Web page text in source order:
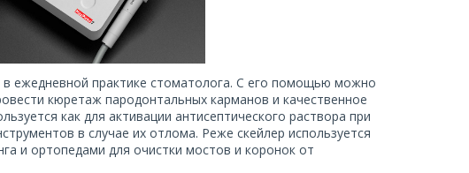
ежедневной практике стоматолога. С его помощью можно
кюретаж пародонтальных карманов и качественное
как для активации антисептического раствора при
в случае их отлома. Реже скейлер используется
и ортопедами для очистки мостов и коронок от